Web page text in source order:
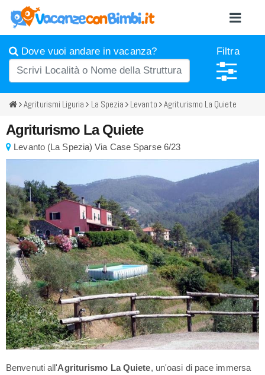
Dove vuoi andare in vacanza? Filtra
Agriturismi Liguria La Spezia Levanto Agriturismo La Quiete
Agriturismo La Quiete
Levanto(La Spezia) Via Case Sparse 6/23
Benvenuti all'Agriturismo La Quiete, un'oasi di pace immersa